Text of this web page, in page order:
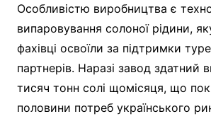
Особливістю виробництва є
випаровування солоної рідини,
фахівці освоїли за підтримки
партнерів. Наразі завод здатний
тисяч тонн солі щомісяця, що
половини потреб українського